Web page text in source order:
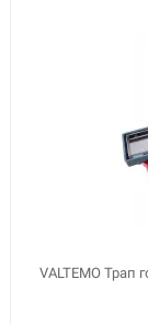
VALTEMO Трап